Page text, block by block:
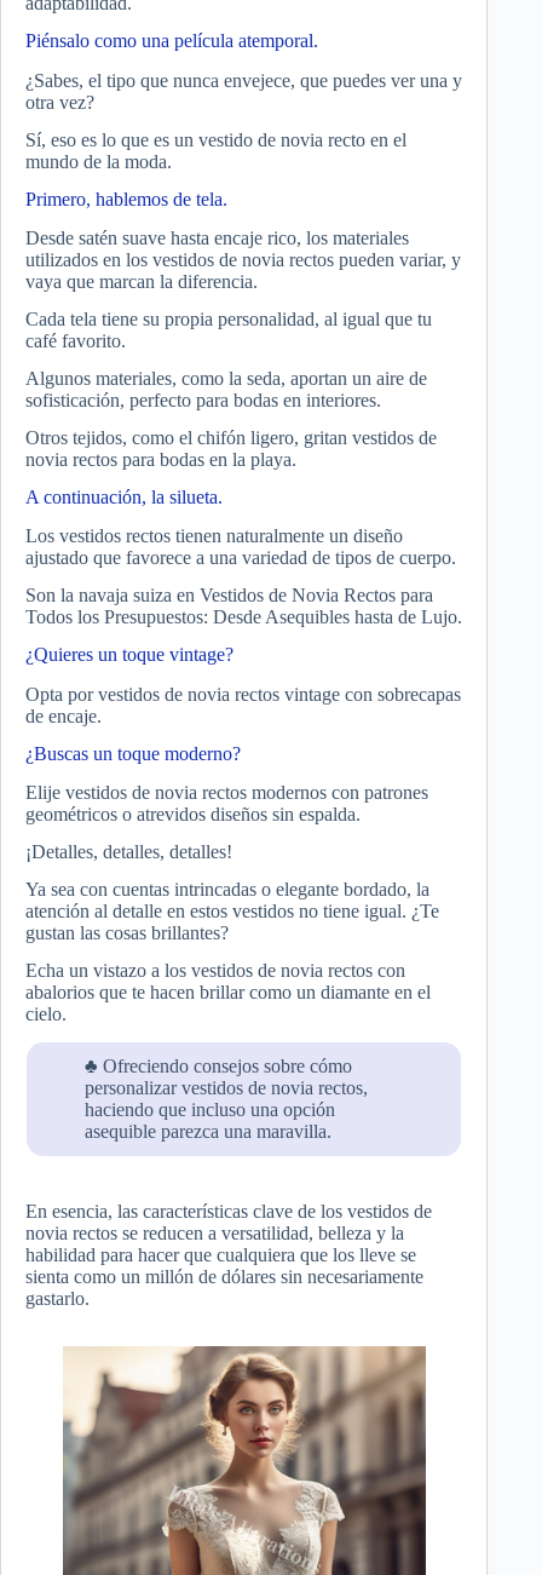
Piénsalo como una película atemporal.
¿Sabes, el tipo que nunca envejece, que puedes ver una y
otra vez?
Sí, eso es lo que es un vestido de novia recto en el
mundo de la moda.
Primero, hablemos de tela.
Desde satén suave hasta encaje rico, los materiales
utilizados en los vestidos de novia rectos pueden variar, y
vaya que marcan la diferencia.
Cada tela tiene su propia personalidad, al igual que tu
café favorito.
Algunos materiales, como la seda, aportan un aire de
sofisticación, perfecto para bodas en interiores.
Otros tejidos, como el chifón ligero, gritan vestidos de
novia rectos para bodas en la playa.
A continuación, la silueta.
Los vestidos rectos tienen naturalmente un diseño
ajustado que favorece a una variedad de tipos de cuerpo.
Son la navaja suiza en Vestidos de Novia Rectos para
Todos los Presupuestos: Desde Asequibles hasta de Lujo.
¿Quieres un toque vintage?
Opta por vestidos de novia rectos vintage con sobrecapas
de encaje.
¿Buscas un toque moderno?
Elije vestidos de novia rectos modernos con patrones
geométricos o atrevidos diseños sin espalda.
¡Detalles, detalles, detalles!
Ya sea con cuentas intrincadas o elegante bordado, la
atención al detalle en estos vestidos no tiene igual. ¿Te
gustan las cosas brillantes?
Echa un vistazo a los vestidos de novia rectos con
abalorios que te hacen brillar como un diamante en el
cielo.
♣ Ofreciendo consejos sobre cómo
personalizar vestidos de novia rectos,
haciendo que incluso una opción
asequible parezca una maravilla.
En esencia, las características clave de los vestidos de
novia rectos se reducen a versatilidad, belleza y la
habilidad para hacer que cualquiera que los lleve se
sienta como un millón de dólares sin necesariamente
gastarlo.